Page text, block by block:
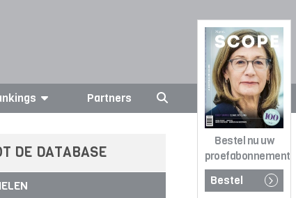
Bestel nu uw
proefabonnement
Bestel
Partners
DE DATABASE